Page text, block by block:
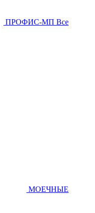
ПРОФИС-МП Все
МОЕЧНЫЕ